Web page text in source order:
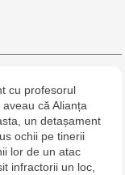
6
cu profesorul
că Alianța
un detașament
ochii pe tinerii
lor de un atac
infractorii un loc,